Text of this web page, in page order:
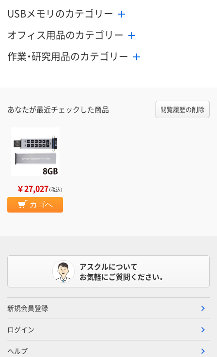
USBメモリのカテゴリー
オフィス用品のカテゴリー
作業・研究用品のカテゴリー
あなたが最近チェックした商品 閲覧履歴の削除
￥27,027（税込）
カゴへ
アスクルについて
お気軽にご質問ください。
新規会員登録
ログイン
ヘルプ